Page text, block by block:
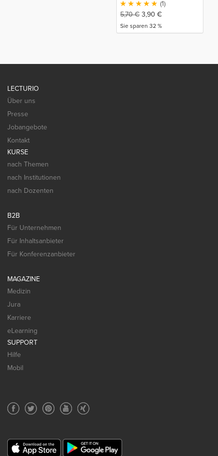
(1)
5,70€ 3,90 €
Sie sparen 32 %
LECTURIO
Über uns
Presse
Jobangebote
Kontakt
KURSE
nach Themen
nach Institutionen
nach Dozenten
B2B
Für Unternehmen
Für Inhaltsanbieter
Für Konferenzanbieter
MAGAZINE
Medizin
Jura
Karriere
eLearning
SUPPORT
Hilfe
Mobil